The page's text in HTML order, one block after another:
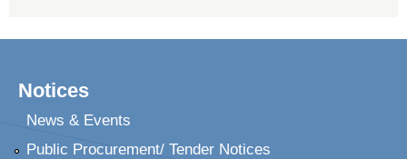
Notices
News & Events
Public Procurement/ Tender Notices